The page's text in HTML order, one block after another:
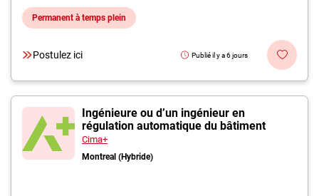
Permanent à temps plein
Postulez ici Publié il y a 6 jours
Ingénieure ou d’un ingénieur en
régulation automatique du bâtiment
Cima+
Montreal (Hybride)